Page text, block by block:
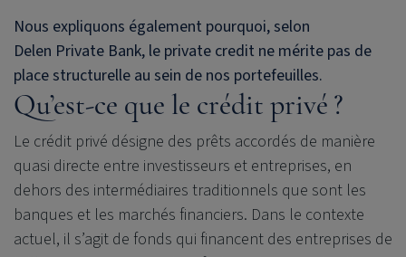
Nous expliquons également pourquoi, selon
Delen Private Bank, le private credit ne mérite pas de
place structurelle au sein de nos portefeuilles.
Qu’est-ce que le crédit privé ?
Le crédit privé désigne des prêts accordés de manière
quasi directe entre investisseurs et entreprises, en
dehors des intermédiaires traditionnels que sont les
banques et les marchés financiers. Dans le contexte
actuel, il s’agit de fonds qui financent des entreprises de